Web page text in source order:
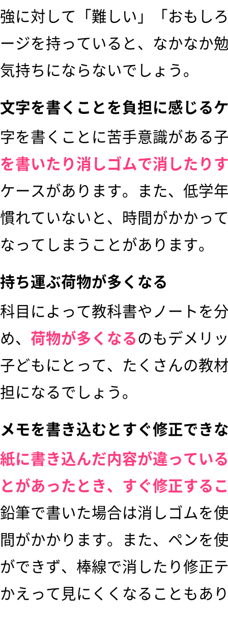
強に対して「難しい」「おもし
ージを持っていると、なかなか
気持ちにならないでしょう。
文字を書くことを負担に感じる
字を書くことに苦手意識がある
を書いたり消しゴムで消したり
ケースがあります。また、低学
慣れていないと、時間がかかっ
なってしまうことがあります。
持ち運ぶ荷物が多くなる
科目によって教科書やノートを
め、 荷物が多くなるのもデメリ
子どもにとって、たくさんの教
担になるでしょう。
メモを書き込むとすぐ修正でき
紙に書き込んだ内容が違ってい
とがあったとき、すぐ修正する
鉛筆で書いた場合は消しゴムを
間がかかります。また、ペンを
ができず、棒線で消したり修正
かえって見にくくなることもあ